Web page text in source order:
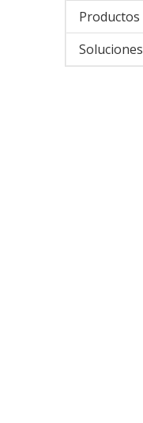
Productos
Soluciones